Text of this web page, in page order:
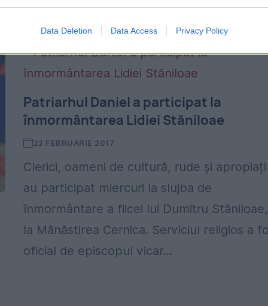
Data Deletion Data Access Privacy Policy
Patriarhul Daniel a participat la
înmormântarea Lidiei Stăniloae
22 FEBRUARIE 2017
Clerici, oameni de cultură, rude și apropiați
au participat miercuri la slujba de
înmormântare a fiicei lui Dumitru Stăniloae,
la Mănăstirea Cernica. Serviciul religios a
oficial de episcopul vicar...